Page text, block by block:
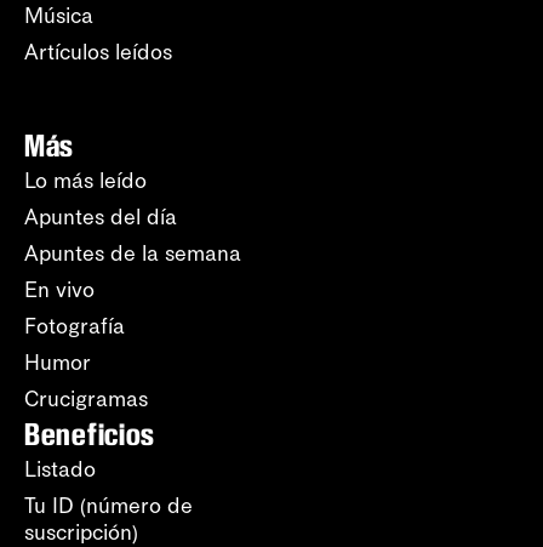
Música
Artículos leídos
Más
Lo más leído
Apuntes del día
Apuntes de la semana
En vivo
Fotografía
Humor
Crucigramas
Beneficios
Listado
Tu ID (número de
suscripción)